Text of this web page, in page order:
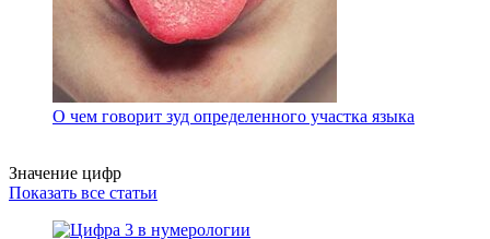
О чем говорит зуд определенного участка языка
Значение цифр
Показать все статьи